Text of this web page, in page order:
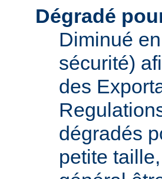
Dégradé
Diminué
sécurité)
des
dégradés
petite